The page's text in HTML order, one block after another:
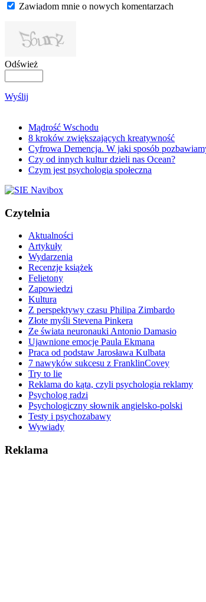
Zawiadom mnie o nowych komentarzach
Odśwież
Wyślij
Mądrość Wschodu
8 kroków zwiększających kreatywność
Cyfrowa Demencja. W jaki sposób
Czy od innych kultur dzieli nas Ocean?
Czym jest psychologia społeczna
Czytelnia
Aktualności
Artykuły
Wydarzenia
Recenzje książek
Felietony
Zapowiedzi
Kultura
Z perspektywy czasu Philipa Zimbardo
Złote myśli Stevena Pinkera
Ze świata neuronauki Antonio Damasio
Ujawnione emocje Paula Ekmana
Praca od podstaw Jarosława Kulbata
7 nawyków sukcesu z FranklinCovey
Try to lie
Reklama do kąta, czyli psychologia reklamy
Psycholog radzi
Psychologiczny słownik angielsko-polski
Testy i psychozabawy
Wywiady
Reklama